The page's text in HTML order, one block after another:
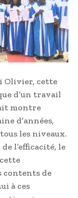
Olivier, cette
d’un travail
montre
d’années,
les niveaux.
l’efficacité, le
contents de
à ces